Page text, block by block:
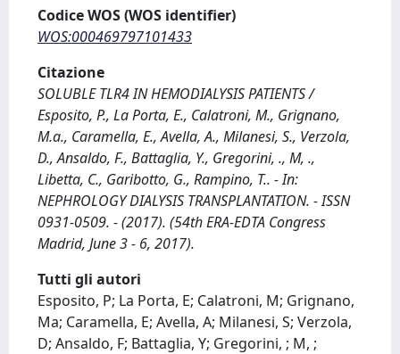
Codice WOS (WOS identifier)
WOS:000469797101433
Citazione
SOLUBLE TLR4 IN HEMODIALYSIS PATIENTS /
Esposito, P., La Porta, E., Calatroni, M., Grignano,
M.a., Caramella, E., Avella, A., Milanesi, S., Verzola,
D., Ansaldo, F., Battaglia, Y., Gregorini, ., M, .,
Libetta, C., Garibotto, G., Rampino, T.. - In:
NEPHROLOGY DIALYSIS TRANSPLANTATION. - ISSN
0931-0509. - (2017). (54th ERA-EDTA Congress
Madrid, June 3 - 6, 2017).
Tutti gli autori
Esposito, P; La Porta, E; Calatroni, M; Grignano,
Ma; Caramella, E; Avella, A; Milanesi, S; Verzola,
D; Ansaldo, F; Battaglia, Y; Gregorini, ; M, ;